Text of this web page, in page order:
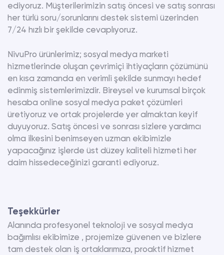
ediyoruz. Müşterilerimizin satış öncesi ve satış sonrası
her türlü soru/sorunlarını destek sistemi üzerinden
7/24 hızlı bir şekilde cevaplıyoruz.
NivuPro ürünlerimiz; sosyal medya marketi
hizmetlerinde oluşan çevrimiçi ihtiyaçların çözümünü
en kısa zamanda en verimli şekilde sunmayı hedef
edinmiş sistemlerimizdir. Bireysel ve kurumsal birçok
hesaba online sosyal medya paket çözümleri
üretiyoruz ve ortak projelerde yer almaktan keyif
duyuyoruz. Satış öncesi ve sonrası sizlere yardımcı
olma ilkesini benimseyen uzman ekibimizle
yapacağınız işlerde üst düzey kaliteli hizmeti her
daim hissedeceğinizi garanti ediyoruz.
Teşekkürler
Alanında profesyonel teknoloji ve sosyal medya
bağımlısı ekibimize , projemize güvenen ve bizlere
tam destek olan iş ortaklarımıza, proaktif hizmet